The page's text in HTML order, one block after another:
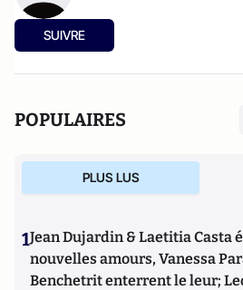
SUIVRE
POPULAIRES
PLUS LUS
1Jean Dujardin & Laetitia Casta
nouvelles amours, Vanessa
Benchetrit enterrent le leur;